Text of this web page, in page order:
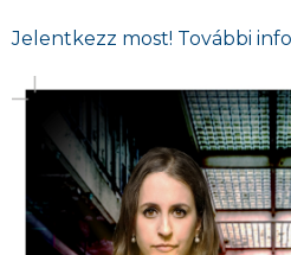
Jelentkezz most! További